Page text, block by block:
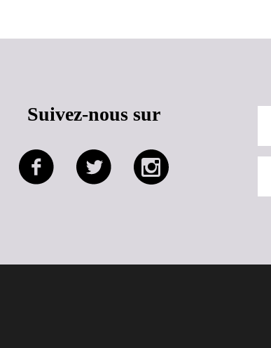
Suivez-nous sur